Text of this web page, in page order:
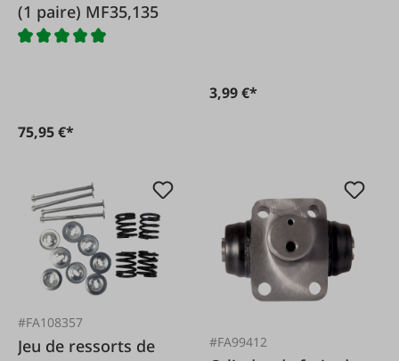
(1 paire) MF35,135
75,95 €*
3,99 €*
#FA108357
Jeu de ressorts de
#FA99412